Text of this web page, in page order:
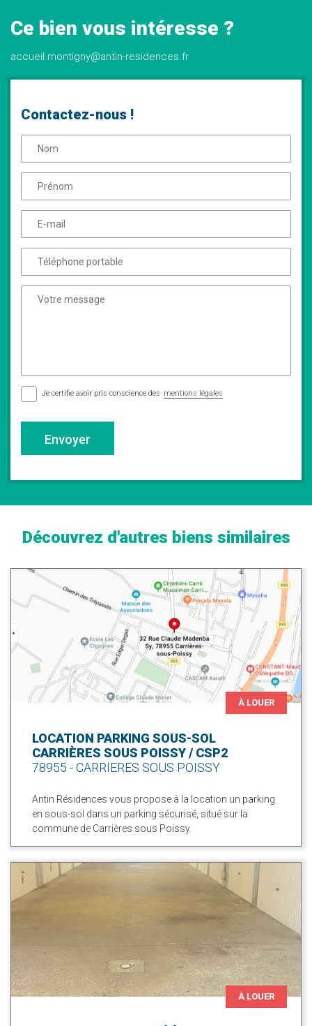
Ce bien vous intéresse ?
accueil.montigny@antin-residences.fr
Contactez-nous !
Je certifie avoir pris conscience des mentions légales
Envoyer
Découvrez d'autres biens similaires
À LOUER
LOCATION PARKING SOUS-SOL
CARRIÈRES SOUS POISSY / CSP2
78955 - CARRIERES SOUS POISSY
Antin Résidences vous propose à la location un parking
en sous-sol dans un parking sécurisé, situé sur la
commune de Carrières sous Poissy.
À LOUER